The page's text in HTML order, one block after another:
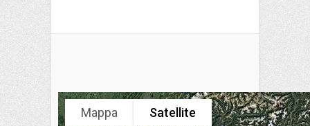
Mappa Satellite